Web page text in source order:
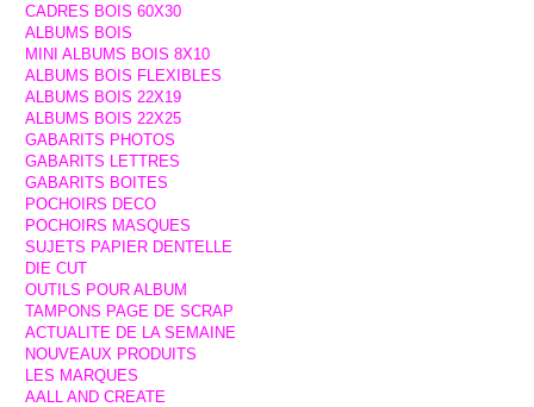
CADRES BOIS 60X30
ALBUMS BOIS
MINI ALBUMS BOIS 8X10
ALBUMS BOIS FLEXIBLES
ALBUMS BOIS 22X19
ALBUMS BOIS 22X25
GABARITS PHOTOS
GABARITS LETTRES
GABARITS BOITES
POCHOIRS DECO
POCHOIRS MASQUES
SUJETS PAPIER DENTELLE
DIE CUT
OUTILS POUR ALBUM
TAMPONS PAGE DE SCRAP
ACTUALITE DE LA SEMAINE
NOUVEAUX PRODUITS
LES MARQUES
AALL AND CREATE